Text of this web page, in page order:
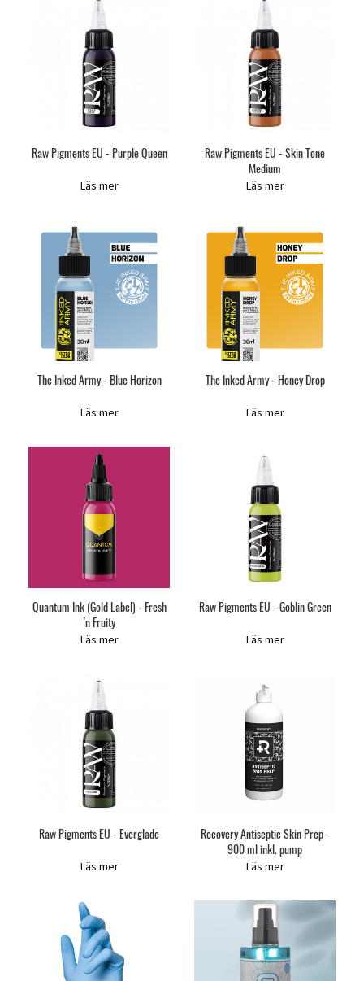
Raw Pigments EU - Purple Queen
Läs mer
Raw Pigments EU - Skin Tone
Medium
Läs mer
The Inked Army - Blue Horizon
Läs mer
The Inked Army - Honey Drop
Läs mer
Quantum Ink (Gold Label) - Fresh
'n Fruity
Läs mer
Raw Pigments EU - Goblin Green
Läs mer
Raw Pigments EU - Everglade
Läs mer
Recovery Antiseptic Skin Prep -
900 ml inkl. pump
Läs mer